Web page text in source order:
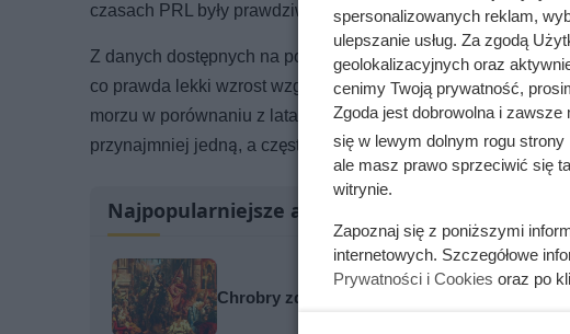
czasach PRL były prawdziwym hitem, a dziś mało kto w
Z danych dostępnych na portalu dane.gov.pl wynika, że w
co prawda lekki wzrost względem 2024 roku, kiedy przez
morzu w porównaniu z latami 60. i 70. Wtedy w niemal
przynajmniej jedną, a często nawet dwie Teresy. Dziś to imię
Najpopularniejsze artykuły
Chrobry zdobył Kijów, ale legenda o
spersonalizowanych reklam,
ulepszanie usług. Za zgodą
geolokalizacyjnych oraz
cenimy Twoją prywatność,
Zgoda jest dobrowolna i
się w lewym dolnym rogu strony
ale masz prawo sprzeciwić się
witrynie.
Zapoznaj się z poniższymi
internetowych. Szczegółowe
Prywatności i Cookies oraz po